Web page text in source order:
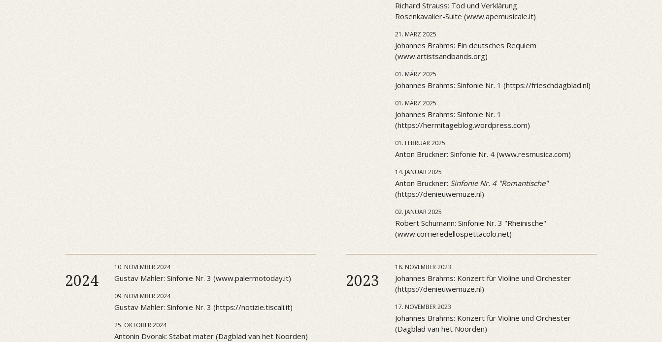
Richard Strauss: Tod und Verklärung
Rosenkavalier-Suite (www.apemusicale.it)
21. MÄRZ 2025
Johannes Brahms: Ein deutsches Requiem
(www.artistsandbands.org)
01. MÄRZ 2025
Johannes Brahms: Sinfonie Nr. 1 (https://frieschdagblad.nl)
01. MÄRZ 2025
Johannes Brahms: Sinfonie Nr. 1
(https://hermitageblog.wordpress.com)
01. FEBRUAR 2025
Anton Bruckner: Sinfonie Nr. 4 (www.resmusica.com)
14. JANUAR 2025
Anton Bruckner: Sinfonie Nr. 4 "Romantische"
(https://denieuwemuze.nl)
02. JANUAR 2025
Robert Schumann: Sinfonie Nr. 3 "Rheinische"
(www.corrieredellospettacolo.net)
2024
10. NOVEMBER 2024
Gustav Mahler: Sinfonie Nr. 3 (www.palermotoday.it)
09. NOVEMBER 2024
Gustav Mahler: Sinfonie Nr. 3 (https://notizie.tiscali.it)
25. OKTOBER 2024
Antonin Dvorak: Stabat mater (Dagblad van het Noorden)
2023
18. NOVEMBER 2023
Johannes Brahms: Konzert für Violine und Orchester
(https://denieuwemuze.nl)
17. NOVEMBER 2023
Johannes Brahms: Konzert für Violine und Orchester
(Dagblad van het Noorden)